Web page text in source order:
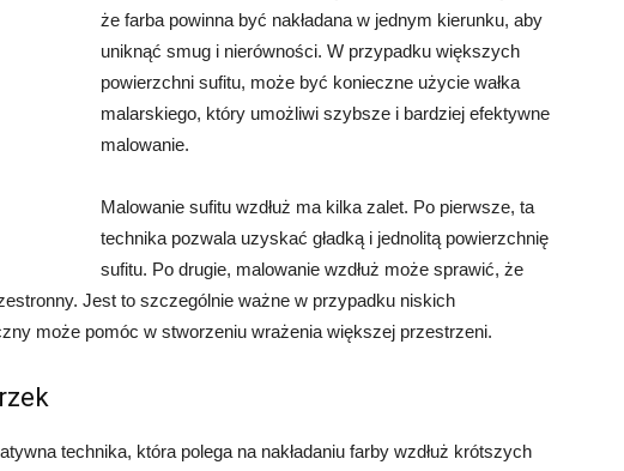
że farba powinna być nakładana w jednym kierunku, aby
uniknąć smug i nierówności. W przypadku większych
powierzchni sufitu, może być konieczne użycie wałka
malarskiego, który umożliwi szybsze i bardziej efektywne
malowanie.
Malowanie sufitu wzdłuż ma kilka zalet. Po pierwsze, ta
technika pozwala uzyskać gładką i jednolitą powierzchnię
sufitu. Po drugie, malowanie wzdłuż może sprawić, że
Jest to szczególnie ważne w przypadku niskich
może pomóc w stworzeniu wrażenia większej przestrzeni.
technika, która polega na nakładaniu farby wzdłuż krótszych